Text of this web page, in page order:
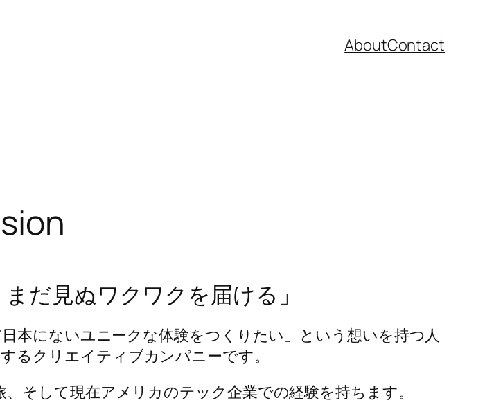
AboutContact
だ見ぬワクワクを届ける」
本にないユニークな体験をつくりたい」という想いを持つ人
るクリエイティブカンパニーです。
そして現在アメリカのテック企業での経験を持ちます。